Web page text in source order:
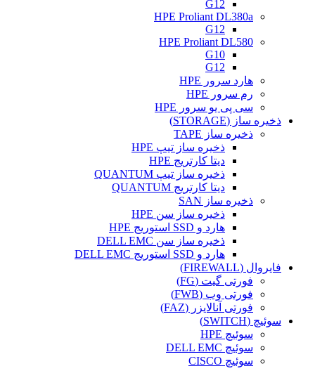
G12
HPE Proliant DL380a
G12
HPE Proliant DL580
G10
G12
هارد سرور HPE
رم سرور HPE
سی پی یو سرور HPE
ذخیره ساز (STORAGE)
ذخیره ساز TAPE
ذخیره ساز تیپ HPE
دیتا کارتریج HPE
ذخیره ساز تیپ QUANTUM
دیتا کارتریج QUANTUM
ذخیره ساز SAN
ذخیره ساز سن HPE
هارد و SSD استوریج HPE
ذخیره ساز سن DELL EMC
هارد و SSD استوریج DELL EMC
فایروال (FIREWALL)
فورتی گیت (FG)
فورتی وب (FWB)
فورتی آنالایزر (FAZ)
سوئیچ (SWITCH)
سوئیچ HPE
سوئیچ DELL EMC
سوئیچ CISCO